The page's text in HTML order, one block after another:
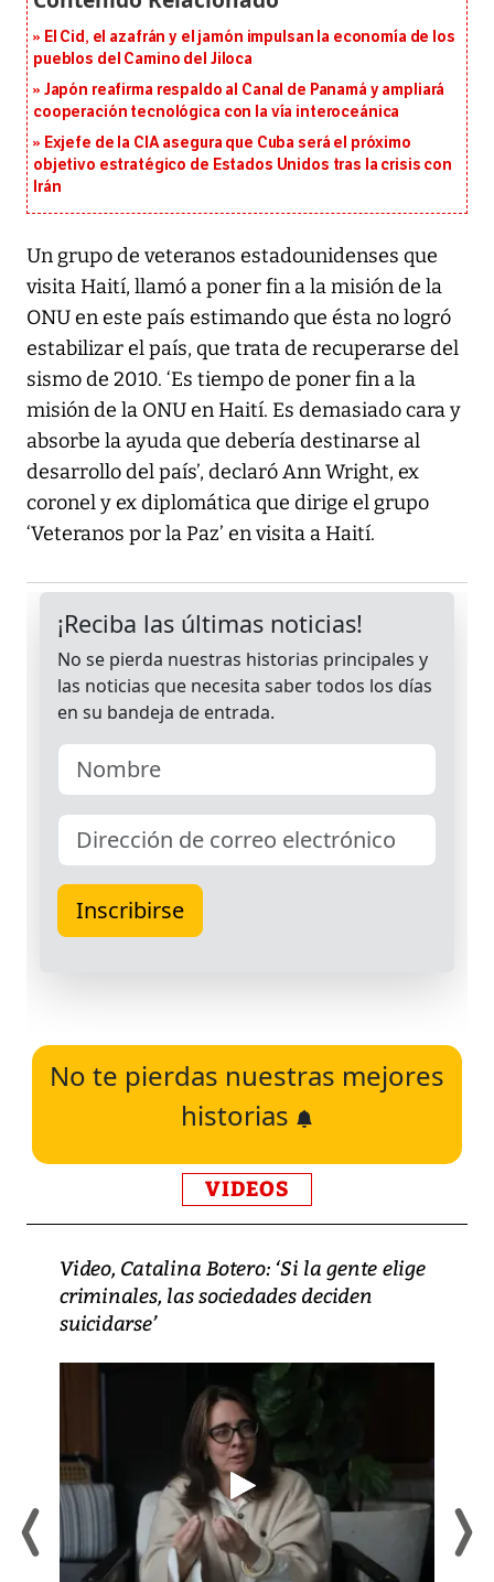
El Cid, el azafrán y el jamón impulsan la economía de los
pueblos del Camino del Jiloca
Japón reafirma respaldo al Canal de Panamá y ampliará
cooperación tecnológica con la vía interoceánica
Exjefe de la CIA asegura que Cuba será el próximo
objetivo estratégico de Estados Unidos tras la crisis con
Irán
Un grupo de veteranos estadounidenses que
visita Haití, llamó a poner fin a la misión de la
ONU en este país estimando que ésta no logró
estabilizar el país, que trata de recuperarse del
sismo de 2010. ‘Es tiempo de poner fin a la
misión de la ONU en Haití. Es demasiado cara y
absorbe la ayuda que debería destinarse al
desarrollo del país’, declaró Ann Wright, ex
coronel y ex diplomática que dirige el grupo
‘Veteranos por la Paz’ en visita a Haití.
No te pierdas nuestras mejores
historias
VIDEOS
Video, Catalina Botero: ‘Si la gente elige
criminales, las sociedades deciden
suicidarse’